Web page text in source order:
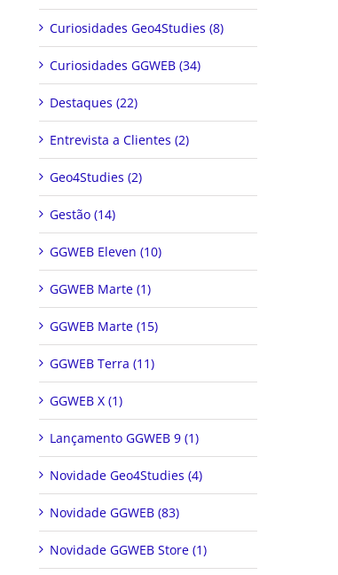
Curiosidades Geo4Studies (8)
Curiosidades GGWEB (34)
Destaques (22)
Entrevista a Clientes (2)
Geo4Studies (2)
Gestão (14)
GGWEB Eleven (10)
GGWEB Marte (1)
GGWEB Marte (15)
GGWEB Terra (11)
GGWEB X (1)
Lançamento GGWEB 9 (1)
Novidade Geo4Studies (4)
Novidade GGWEB (83)
Novidade GGWEB Store (1)